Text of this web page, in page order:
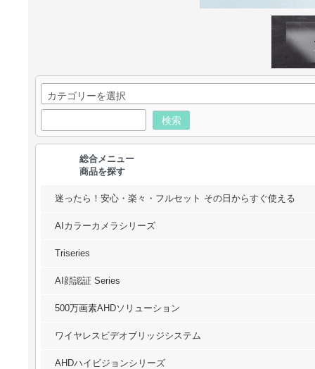
検索
総合メニュー
商品を探す
迷ったら！安心・楽々・フルセット その日からすぐ使える
AIカラーカメラシリーズ
Triseries
AI顔認証 Series
500万画素AHDソリューション
ワイヤレスビデオブリッジシステム
AHDハイビジョンシリーズ